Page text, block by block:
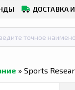
ДОСТАВКА
» Sports